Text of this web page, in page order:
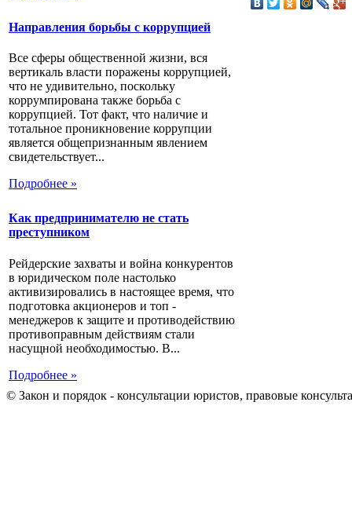
Направления борьбы с коррупцией
Все сферы общественной жизни, вся
вертикаль власти поражены коррупцией,
что не удивительно, поскольку
коррумпирована также борьба с
коррупцией. Тот факт, что наличие и
тотальное проникновение коррупции
является общепризнанным явлением
свидетельствует...
Подробнее »
Как предпринимателю не стать
преступником
Рейдерские захваты и война конкурентов
в юридическом поле настолько
активизировались в настоящее время, что
подготовка акционеров и топ -
менеджеров к защите и противодействию
противоправным действиям стали
насущной необходимостью. В...
Подробнее »
© Закон и порядок - консультации юристов, правовые